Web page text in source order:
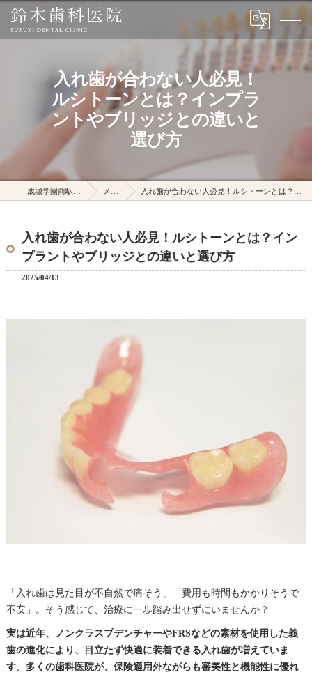
入れ歯が合わない人必見！
ルシトーンとは？インプラ
ントやブリッジとの違いと
選び方
メディア 入れ歯が合わない人必見！ルシトーンとは？インプラントやブリッジとの違いと選び方
入れ歯が合わない人必見！ルシトーンとは？イン
プラントやブリッジとの違いと選び方
2025/04/13
「入れ歯は見た目が不自然で痛そう」「費用も時間もかかりそうで
不安」。そう感じて、治療に一歩踏み出せずにいませんか？
実は近年、ノンクラスプデンチャーやFRSなどの素材を使用した義
歯の進化により、目立たず快適に装着できる入れ歯が増えていま
す。多くの歯科医院が、保険適用外ながらも審美性と機能性に優れ